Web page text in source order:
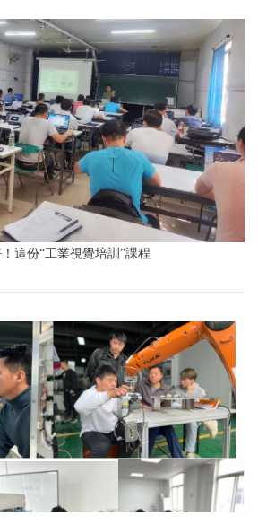
這份“工業視覺培訓”課程